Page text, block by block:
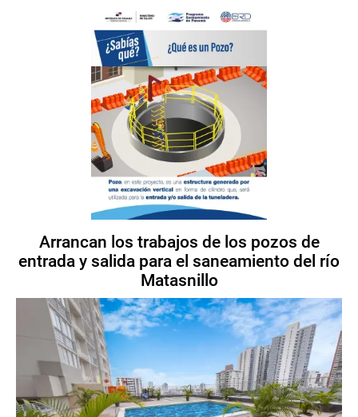
Arrancan los trabajos de los pozos de
entrada y salida para el saneamiento del río
Matasnillo